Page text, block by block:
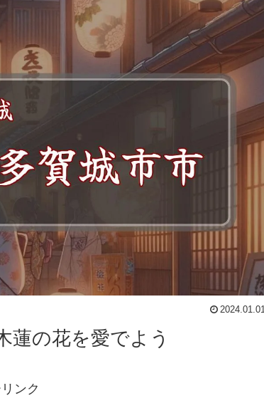
2024.01.01
蓮の花を愛でよう
ンク